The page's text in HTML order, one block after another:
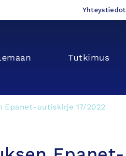
Yhteystiedot
Tutkimus
Epanet-uutiskirje 17/2022